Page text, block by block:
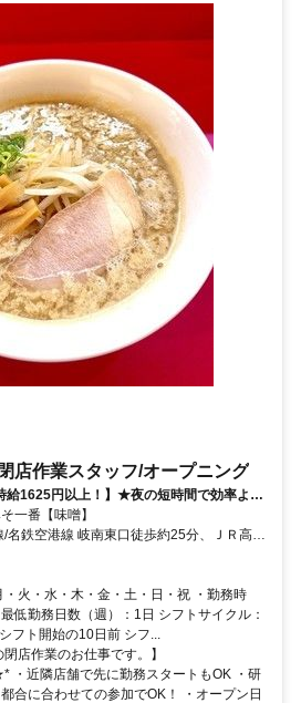
店作業スタッフ/オープニング
1625円以上！】★夜の短時間で効率よく
フ募集です◎
番【味噌】
名鉄空港線 岐南東口徒歩約25分、ＪＲ高山
分、ＪＲ東海道本線 岐阜中央南口徒歩約
察署」近く
火・水・木・金・土・日・祝 ・勤務時
低勤務日数（週）：1日 シフトサイクル：
フト開始の10日前 シフ...
店作業のお仕事です。】
店舗で先に勤務スタートもOK ・研
合に合わせての参加でOK！ ・オープン日